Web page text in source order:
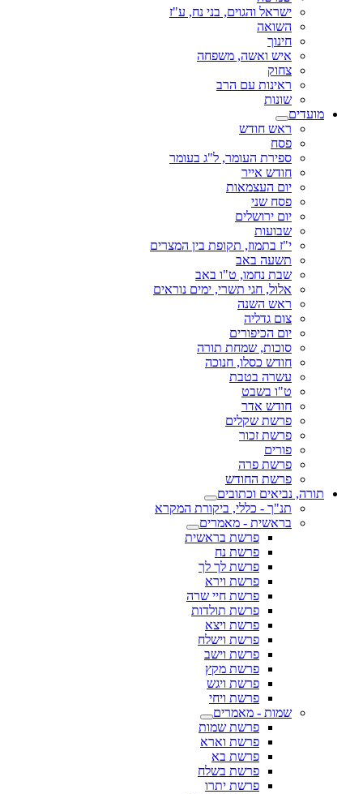
ישראל והגוים, בני נח, ע"ז
השואה
חינוך
איש ואשה, משפחה
צחוק
ראינות עם הרב
שונות
מועדים
ראש חודש
פסח
ספירת העומר, ל"ג בעומר
חודש אייר
יום העצמאות
פסח שני
יום ירושלים
שבועות
י"ז בתמוז, תקופת בין המצרים
תשעה באב
שבת נחמו, ט"ו באב
אלול, חגי תשרי, ימים נוראים
ראש השנה
צום גדליה
יום הכיפורים
סוכות, שמחת תורה
חודש כסלו, חנוכה
עשרה בטבת
ט"ו בשבט
חודש אדר
פרשת שקלים
פרשת זכור
פורים
פרשת פרה
פרשת החודש
תורה, נביאים וכתובים
תנ"ך - כללי, ביקורת המקרא
בראשית - מאמרים
פרשת בראשית
פרשת נח
פרשת לך לך
פרשת וירא
פרשת חיי שרה
פרשת תולדות
פרשת ויצא
פרשת וישלח
פרשת וישב
פרשת מקץ
פרשת ויגש
פרשת ויחי
שמות - מאמרים
פרשת שמות
פרשת וארא
פרשת בא
פרשת בשלח
פרשת יתרו